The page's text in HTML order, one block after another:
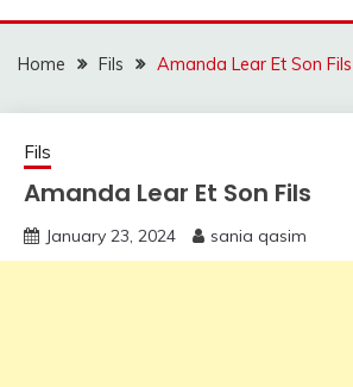
Home Fils Amanda Lear Et Son Fils
Fils
Amanda Lear Et Son Fils
January 23, 2024 sania qasim